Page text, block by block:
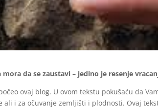
da se zaustavi – jedino je resenje
ovaj blog. U ovom tekstu pokušaću da
i za očuvanje zemljišti i plodnosti. Ovaj